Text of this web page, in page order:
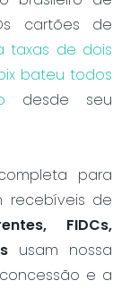
cartões de
taxas de dois
bateu todos
desde seu
para
recebíveis de
FIDCs,
usam nossa
e a